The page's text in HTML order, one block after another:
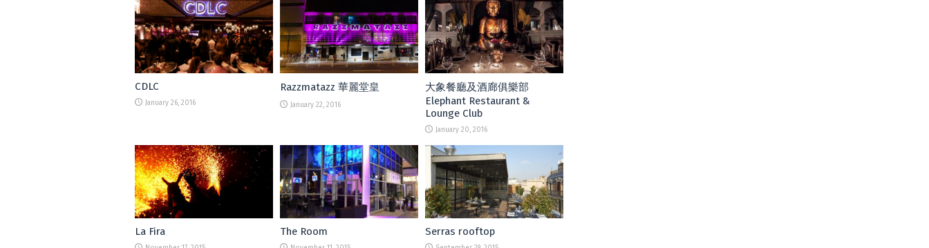
CDLC
January 26, 2016
Razzmatazz 華麗堂皇
January 22, 2016
大象餐廳及酒廊俱樂部
Elephant Restaurant &
Lounge Club
January 20, 2016
La Fira The Room Serras rooftop